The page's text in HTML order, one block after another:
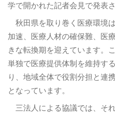
学で開かれた記者会見で発表さ
秋田県を取り巻く医療環境
加速、医療人材の確保難、医
きな転換期を迎えています。
単独で医療提供体制を維持す
り、地域全体で役割分担と連
となっています。
三法人による協議では、そ